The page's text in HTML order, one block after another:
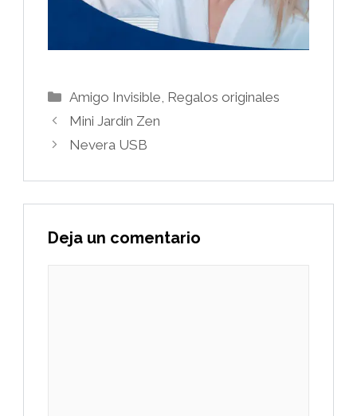
Categorías
Amigo Invisible Regalos originales
Mini Jardín Zen
Nevera USB
Deja un comentario